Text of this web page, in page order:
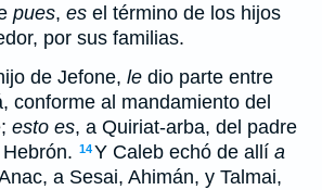
pues, es el término de los hijos
por sus familias.
de Jefone, le dio parte entre
conforme al mandamiento del
esto es, a Quiriat-arba, del padre
14Y Caleb echó de allí a
a Sesai, Ahimán, y Talmai,